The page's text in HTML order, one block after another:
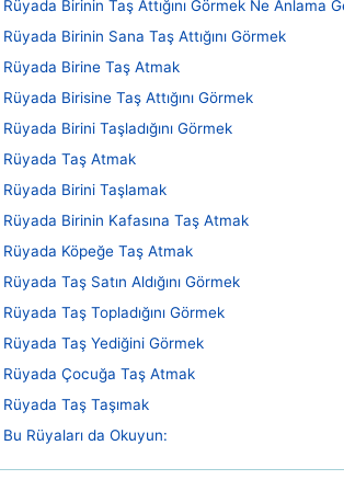
Rüyada Birinin Taş Attığını Görmek Ne Anlama
Rüyada Birinin Sana Taş Attığını Görmek
Rüyada Birine Taş Atmak
Rüyada Birisine Taş Attığını Görmek
Rüyada Birini Taşladığını Görmek
Rüyada Taş Atmak
Rüyada Birini Taşlamak
Rüyada Birinin Kafasına Taş Atmak
Rüyada Köpeğe Taş Atmak
Rüyada Taş Satın Aldığını Görmek
Rüyada Taş Topladığını Görmek
Rüyada Taş Yediğini Görmek
Rüyada Çocuğa Taş Atmak
Rüyada Taş Taşımak
Bu Rüyaları da Okuyun: